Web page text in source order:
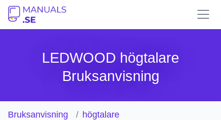
LEDWOOD högtalare
Bruksanvisning
Bruksanvisning högtalare